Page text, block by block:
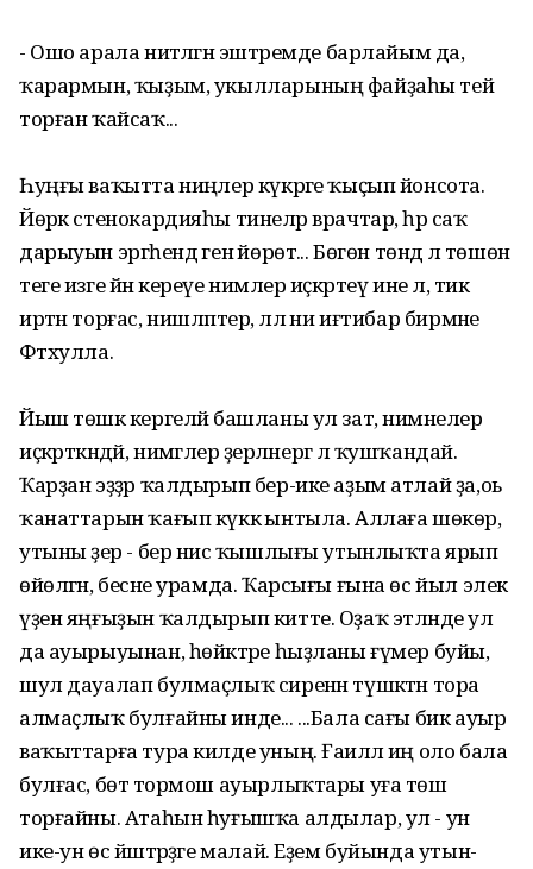
- Ошо арала ниәтләгән эштәремде барлайым да,
ҡарармын, ҡыҙым, укылларының файҙаһы тейә
торған ҡайсаҡ...
Һуңғы ваҡытта ниңәлер күкрәге ҡыҫып йонсота.
Йөрәк стенокардияһы тинеләр врачтар, һәр саҡ
дарыуын эргәһендә генә йөрөтә... Бөгөн төндә лә төшөнә
теге изге йән кереүе нимәлер иҫкәртеү ине лә, тик
иртән торғас, нишләптер, әллә ни иғтибар бирмәне
Фәтхулла.
Йыш төшкә кергеләй башланы ул зат, нимәнелер
иҫкәрткәндәй, нимәгәлер әҙерләнергә лә ҡушҡандай.
Ҡарҙан эҙҙәр ҡалдырып бер-ике аҙым атлай ҙа,оь
ҡанаттарын ҡағып күккә ынтыла. Аллаға шөкөр,
утыны әҙер - бер нисә ҡышлығы утынлыҡта ярып
өйөлгән, бесәне урамда. Ҡарсығы ғына өс йыл элек
үҙен яңғыҙын ҡалдырып китте. Оҙаҡ этләнде ул
да ауырыуынан, һөйәктәре һыҙланы ғүмер буйы,
шул дауалап булмаҫлыҡ сиренән түшәктән тора
алмаҫлыҡ булғайны инде... ...Бала сағы бик ауыр
ваҡыттарға тура килде уның. Ғаиләлә иң оло бала
булғас, бөтә тормош ауырлыҡтары уға төшә
торғайны. Атаһын һуғышҡа алдылар, ул - ун
ике-ун өс йәштәрҙәге малай. Еҙем буйында утын-